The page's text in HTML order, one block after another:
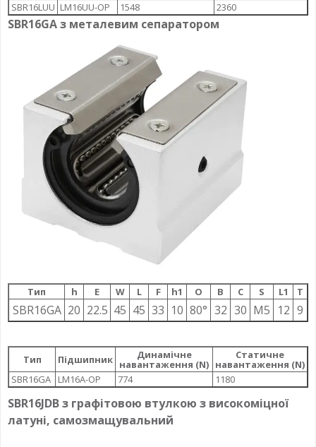
SBR16LUU LM16UU-OP 1548 2360
SBR16GA з металевим сепаратором
Тип h E W L F h1 О B C S L1 T
SBR16GA 20 22.5 45 45 33 10 80° 32 30 M5 12 9
Тип Підшипник Динамічне
навантаження (N)
Статичне
навантаження (N)
SBR16GA
LM16A-OP 774 1180
SBR16JDB з графітовою втулкою з високоміцної
латуні, самозмащувальний